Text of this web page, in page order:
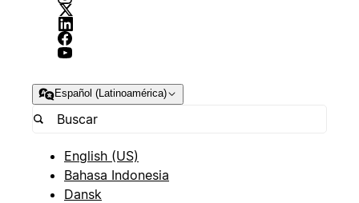
Español (Latinoamérica)
English (US)
Bahasa Indonesia
Dansk